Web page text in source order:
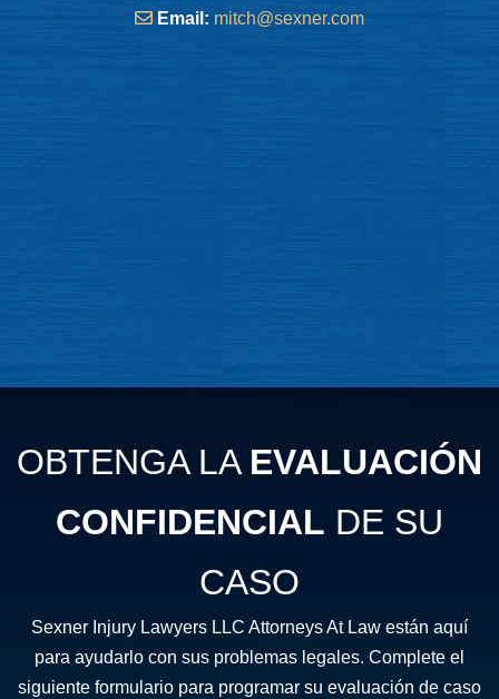
Email: mitch@sexner.com
OBTENGA LA EVALUACIÓN
CONFIDENCIAL DE SU
CASO
Sexner Injury Lawyers LLC Attorneys At Law están aquí
para ayudarlo con sus problemas legales. Complete el
siguiente formulario para programar su evaluación de caso